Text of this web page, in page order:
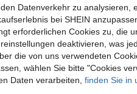
Ansehen
Datenverkehr zu analysieren,
bei SHEIN
erforderlichen Cookies zu, die
deaktivieren, was
die von uns verwendeten
wählen Sie bitte "Cookies
Daten verarbeiten, finden Sie in